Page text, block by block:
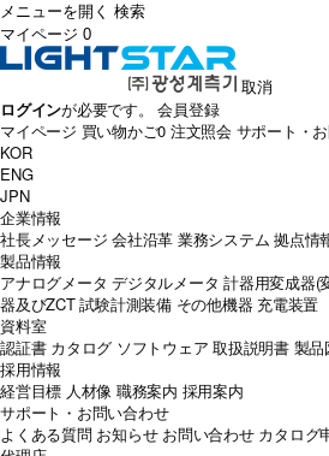
メニューを開く 検索
マイページ 0
取消
ログインが必要です。
会員登録
マイページ 買い物かご0 注文照会 サポート・
KOR
ENG
JPN
企業情報
社長メッセージ 会社沿革 業務システム 拠点情
製品情報
アナログメータ デジタルメータ 計器用変成器(
器及びZCT試験計測装備 その他機器 充電装置
資料室
認証書 カタログ ソフトウェア 取扱説明書 製品
採用情報
経営目標 人材像 職務案内 採用案内
サポート・お問い合わせ
よくある質問 お知らせ お問い合わせ カタログ